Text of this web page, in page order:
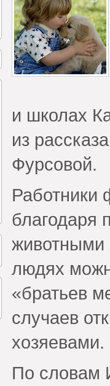
и школах
из
Фурсовой.
Работники
благодаря
животными
людях
«братьев
случаев
хозяевами.
По словам